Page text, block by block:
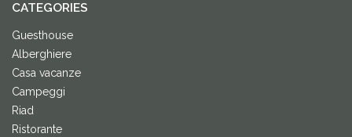
CATEGORIES
Guesthouse
Alberghiere
Casa vacanze
Campeggi
Riad
Ristorante